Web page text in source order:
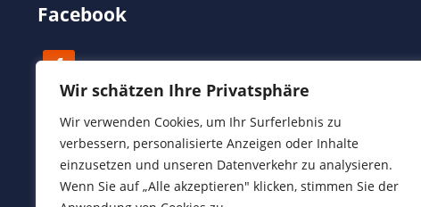
Wir schätzen Ihre Privatsphäre
Wir verwenden Cookies, um Ihr Surferlebnis zu
verbessern, personalisierte Anzeigen oder Inhalte
einzusetzen und unseren Datenverkehr zu analysieren.
Wenn Sie auf „Alle akzeptieren" klicken, stimmen Sie der
Facebook